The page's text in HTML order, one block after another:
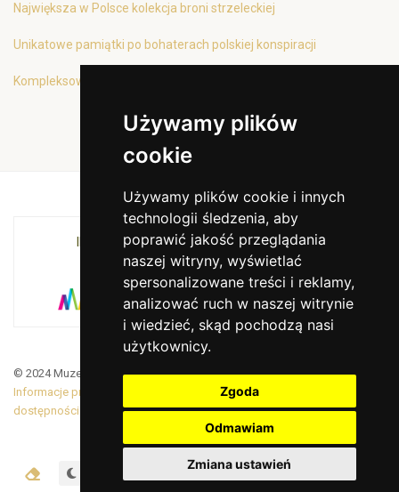
Używamy plików
cookie
Używamy plików cookie i innych
technologii śledzenia, aby
poprawić jakość przeglądania
naszej witryny, wyświetlać
spersonalizowane treści i reklamy,
analizować ruch w naszej witrynie
i wiedzieć, skąd pochodzą nasi
użytkownicy.
Zgoda
Odmawiam
Zmiana ustawień
Największa w Polsce kolekcja broni strzeleckiej
Unikatowe pamiątki po bohaterach polskiej konspiracji
Kompleksowa oferta edukacyjna
INSTYTUCJA KULTURY MIASTA KRAKOWA I
WOJEWÓDZTWA MAŁOPOLSKIEGO
© 2024 Muzeum Armii Krajowej. Translated by Google Translate
Informacje prawne
Zamówienia publiczne|
dostępności